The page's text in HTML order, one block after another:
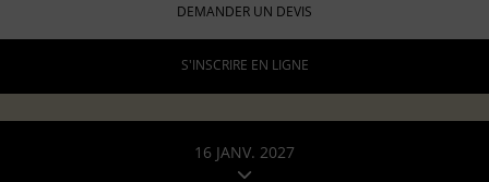
DEMANDER UN DEVIS
S'INSCRIRE EN LIGNE
16 JANV. 2027